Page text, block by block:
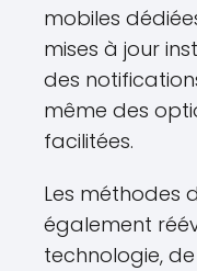
mobiles
mises à jour
des
même des
facilitées.
Les méthodes
également
technologie,